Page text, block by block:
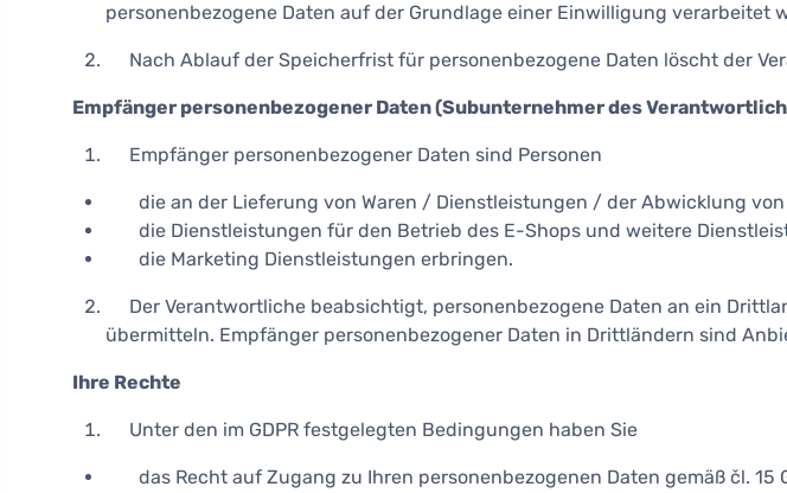
personenbezogene Daten auf der Grundlage einer Einwilligung verarbeitet
Nach Ablauf der Speicherfrist für personenbezogene Daten löscht der
Empfänger personenbezogener Daten (Subunternehmer des
Empfänger personenbezogener Daten sind Personen
die an der Lieferung von Waren / Dienstleistungen / der Abwicklung von
die Dienstleistungen für den Betrieb des E-Shops und weitere
die Marketing Dienstleistungen erbringen.
Der Verantwortliche beabsichtigt, personenbezogene Daten an ein
übermitteln. Empfänger personenbezogener Daten in Drittländern sind
Ihre Rechte
Unter den im GDPR festgelegten Bedingungen haben Sie
das Recht auf Zugang zu Ihren personenbezogenen Daten gemäß čl. 15